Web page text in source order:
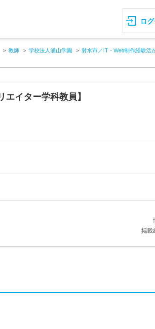
ロ
教師 学校法人浦山学園 射水市／IT・Web制作経験活
イター学科教員】
掲載